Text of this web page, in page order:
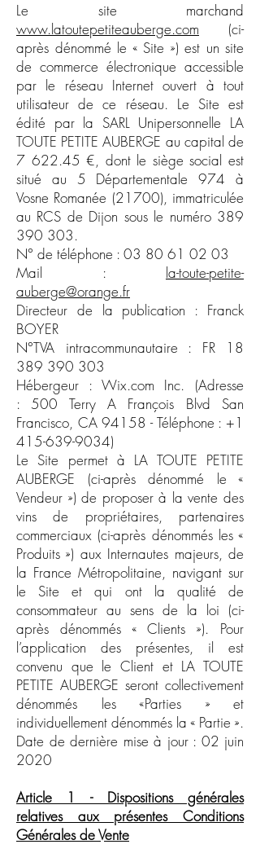
Le site marchand
www.latoutepetiteauberge.com (ci-
après dénommé le « Site ») est un site
de commerce électronique accessible
par le réseau Internet ouvert à tout
utilisateur de ce réseau. Le Site est
édité par la SARL Unipersonnelle LA
TOUTE PETITE AUBERGE au capital de
7 622.45 €, dont le siège social est
situé au 5 Départementale 974 à
Vosne Romanée (21700), immatriculée
au RCS de Dijon sous le numéro 389
390 303.
N° de téléphone : 03 80 61 02 03
Mail : la-toute-petite-
auberge@orange.fr
Directeur de la publication : Franck
BOYER
N°TVA intracommunautaire : FR 18
389 390 303
Hébergeur : Wix.com Inc. (Adresse
: 500 Terry A François Blvd San
Francisco, CA 94158 - Téléphone : +1
415-639-9034)
Le Site permet à LA TOUTE PETITE
AUBERGE (ci-après dénommé le «
Vendeur ») de proposer à la vente des
vins de propriétaires, partenaires
commerciaux (ci-après dénommés les «
Produits ») aux Internautes majeurs, de
la France Métropolitaine, navigant sur
le Site et qui ont la qualité de
consommateur au sens de la loi (ci-
après dénommés « Clients »). Pour
l’application des présentes, il est
convenu que le Client et LA TOUTE
PETITE AUBERGE seront collectivement
dénommés les «Parties » et
individuellement dénommés la « Partie ».
Date de dernière mise à jour : 02 juin
2020
Article 1 - Dispositions générales
relatives aux présentes Conditions
Générales de Vente